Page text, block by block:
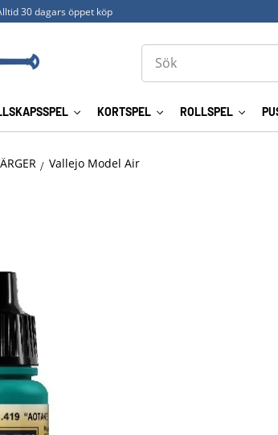
30 dagars öppet köp
KORTSPEL ROLLSPEL
Vallejo Model Air